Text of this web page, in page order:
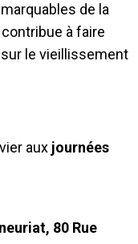
de la
à faire
le vieillissement
aux journées
80 Rue